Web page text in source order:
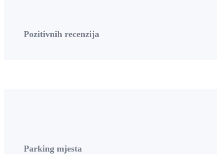
Pozitivnih recenzija
Parking mjesta